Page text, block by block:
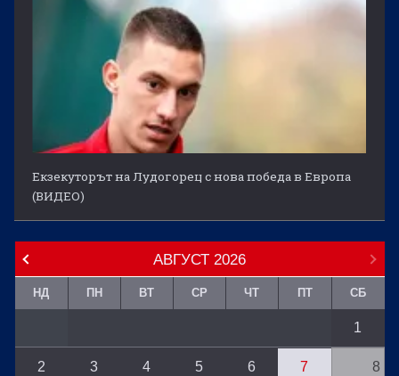
Екзекуторът на Лудогорец с нова победа в Европа
(ВИДЕО)
АВГУСТ 2026
НД ПН ВТ СР ЧТ ПТ СБ
1
2 3 4 5 6 7 8